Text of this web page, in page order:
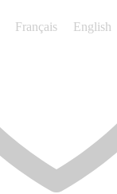
Français English